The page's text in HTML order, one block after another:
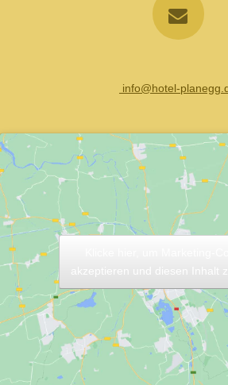
info@hotel-
akzeptieren und diesen Inhalt